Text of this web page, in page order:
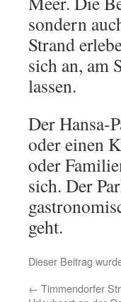
sondern
Strand
sich an, am
lassen.
Der Hansa-
oder einen
oder
sich. Der
geht.
Dieser Beitrag
← Timmendorfer